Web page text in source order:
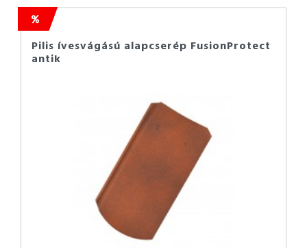
Pilis ívesvágású alapcserép FusionProtect
antik